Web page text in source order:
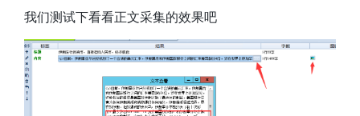
我们测试下看看正文采集的效果吧